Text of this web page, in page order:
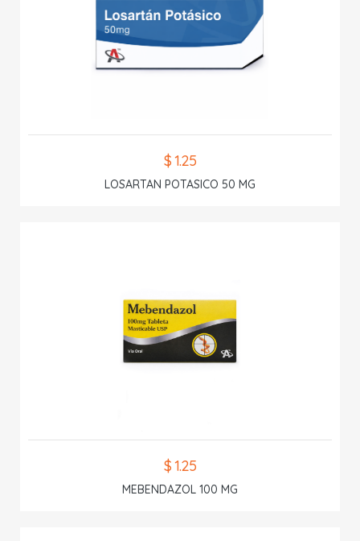
$ 1.25
LOSARTAN POTASICO 50 MG
$ 1.25
MEBENDAZOL 100 MG